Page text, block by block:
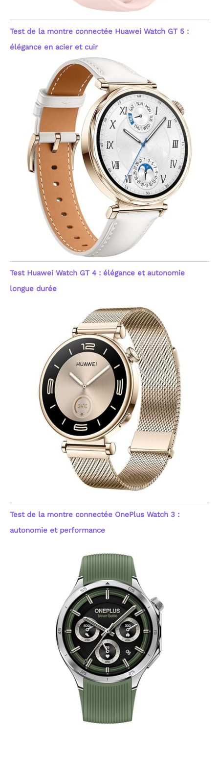
Test de la montre connectée Huawei Watch GT 5 :
élégance en acier et cuir
Test Huawei Watch GT 4 : élégance et autonomie
longue durée
Test de la montre connectée OnePlus Watch 3 :
autonomie et performance